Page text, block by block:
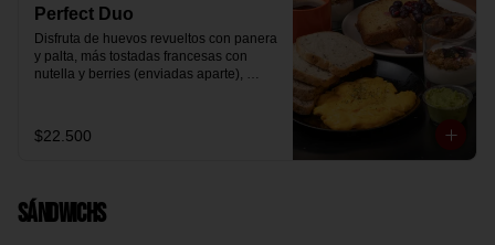
Perfect Duo
Disfruta de huevos revueltos con panera
y palta, más tostadas francesas con
nutella y berries (enviadas aparte),
mermelada de arándanos y granola
hecha en casa.
$22.500
Sándwichs